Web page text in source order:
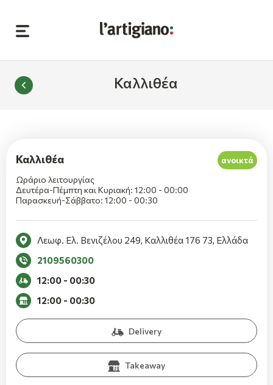
Καλλιθέα
Καλλιθέα ανοικτά
Ωράριο λειτουργίας
Δευτέρα-Πέμπτη και Κυριακή: 12:00 - 00:00
Παρασκευή-Σάββατο: 12:00 - 00:30
Λεωφ. Ελ. Βενιζέλου 249, Καλλιθέα 176 73, Ελλάδα
2109560300
12:00 - 00:30
12:00 - 00:30
Delivery
Takeaway